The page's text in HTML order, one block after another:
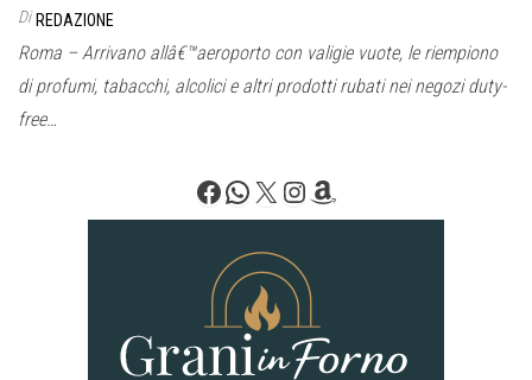
Di REDAZIONE
Roma – Arrivano allâ€™aeroporto con valigie vuote, le riempiono
di profumi, tabacchi, alcolici e altri prodotti rubati nei negozi duty-
free…
Facebook
WhatsApp
X Instagram
Amazon